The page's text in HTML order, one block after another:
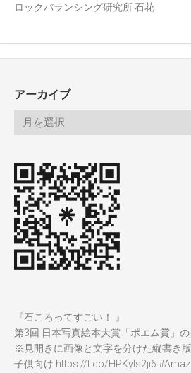
ロックバランシング研究所 石花
アーカイブ
『石ころってすごい！ 』
第3回 日本写真絵本大賞「ポエム賞」
※見開きに画像と文字を分けた縦書き版
子供向け https://t.co/HPKyIs2ji6